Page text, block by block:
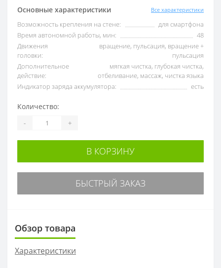
Основные характеристики Все характеристики
Возможность крепления на стене:
для смартфона
Время автономной работы, мин:
48
Движения
головки:
вращение, пульсация, вращение +
пульсация
Дополнительное
действие:
мягкая чистка, глубокая чистка,
отбеливание, массаж, чистка языка
Индикатор заряда аккумулятора:
есть
Количество:
- +
В КОРЗИНУ
БЫСТРЫЙ ЗАКАЗ
Обзор товара
Характеристики